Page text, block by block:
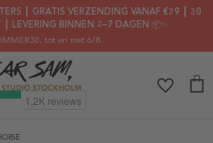
┃ GRATIS VERZENDING VANAF €39 ┃ 30
LEVERING BINNEN 2–7 DAGEN 📦✨
, tot en met 6/8